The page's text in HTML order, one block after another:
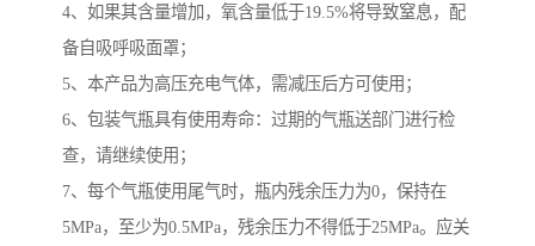
4、如果其含量增加，氧含量低于19.5%将导致窒息，配
备自吸呼吸面罩；
5、本产品为高压充电气体，需减压后方可使用；
6、包装气瓶具有使用寿命：过期的气瓶送部门进行检
查，请继续使用；
7、每个气瓶使用尾气时，瓶内残余压力为0，保持在
5MPa，至少为0.5MPa，残余压力不得低于25MPa。应关